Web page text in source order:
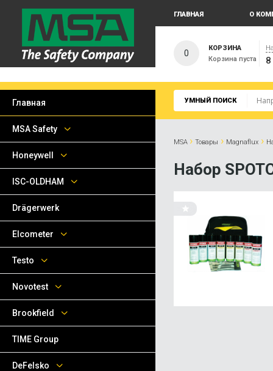
ГЛАВНАЯ О
0
КОРЗИНА
Корзина пуста
УМНЫЙ ПОИСК
MSA › Товары › Magnaflux ›
Набор
Главная
MSA Safety
Honeywell
ISC-OLDHAM
Drägerwerk
Elcometer
Testo
Novotest
Brookfield
TIME Group
DeFelsko